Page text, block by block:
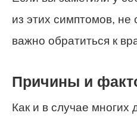
из этих симптомов, не
важно обратиться к
Причины и
Как и в случае многих